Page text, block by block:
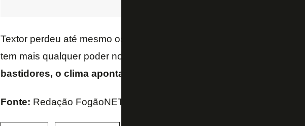
Textor perdeu até mesmo os cargo e indicações no Conselho de
tem mais qualquer poder no clube, pelo menos por ora. Ainda
bastidores, o clima aponta para o rompimento definitivo
Fonte: Redação FogãoNET e GE